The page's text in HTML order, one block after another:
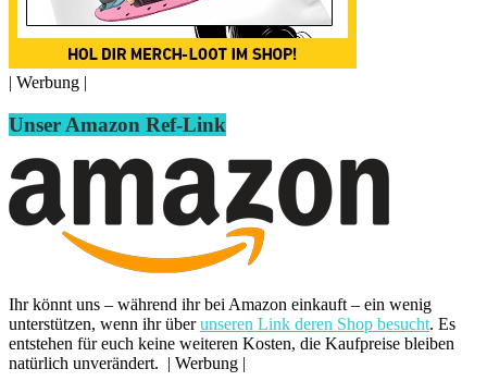
| Werbung |
Unser Amazon Ref-Link
Ihr könnt uns – während ihr bei Amazon einkauft – ein wenig
unterstützen, wenn ihr überunseren Link deren Shop besucht. Es
entstehen für euch keine weiteren Kosten, die Kaufpreise bleiben
natürlich unverändert. | Werbung |